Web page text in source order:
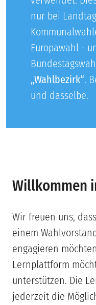
nur bei
Europawahl -
„Wahlbezirk“.
und dasselbe.
Willkommen
Wir freuen uns,
einem
engagieren
Lernplattform
unterstützen. Die
jederzeit die